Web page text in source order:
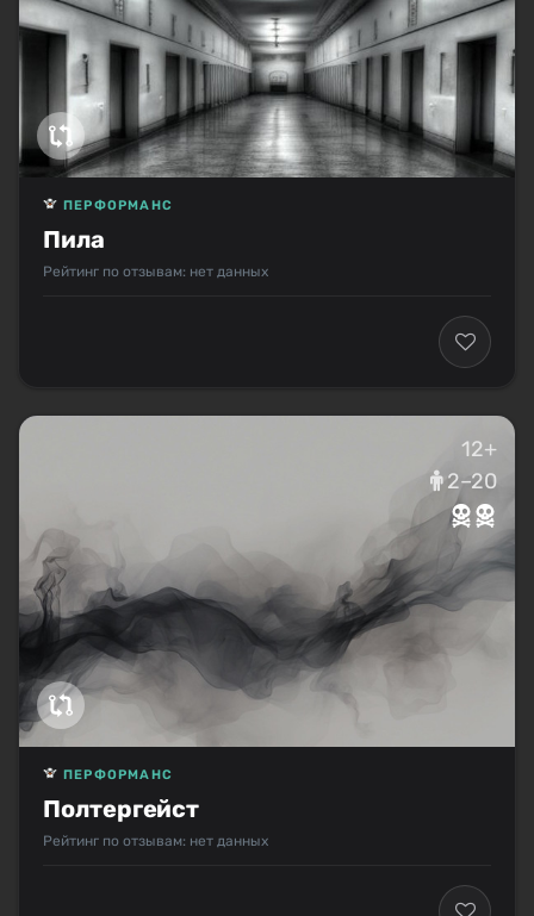
Пила
ПЕРФОРМАНС
Рейтинг по отзывам: нет данных
12+
2–20
Полтергейст
ПЕРФОРМАНС
Рейтинг по отзывам: нет данных